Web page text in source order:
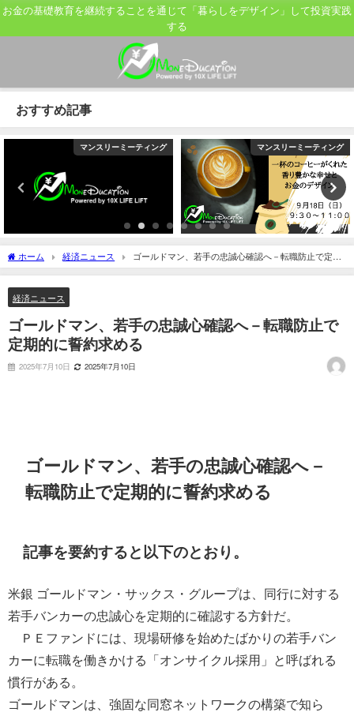
お金の基礎教育を継続することを通じて「暮らしをデザイン」して投資実践
する
おすすめ記事
マンスリーミーティング マンスリーミーティング
ホーム 経済ニュース
ゴールドマン、若手の忠誠心確認へ－転職防止で定期
的に誓約求める
経済ニュース
ゴールドマン、若手の忠誠心確認へ－転職防止で
定期的に誓約求める
2025年7月10日 2025年7月10日
ゴールドマン、若手の忠誠心確認へ－
転職防止で定期的に誓約求める
記事を要約すると以下のとおり。
米銀 ゴールドマン・サックス・グループは、同行に対する
若手バンカーの忠誠心を定期的に確認する方針だ。
ＰＥファンドには、現場研修を始めたばかりの若手バン
カーに転職を働きかける「オンサイクル採用」と呼ばれる
慣行がある。
ゴールドマンは、強固な同窓ネットワークの構築で知ら